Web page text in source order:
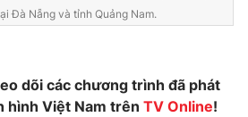
VTV Thể thao
Bất động sản
Đà Nẵng và tỉnh Quảng Nam.
dõi các chương trình đã phát
hình Việt Nam trên TV Online!